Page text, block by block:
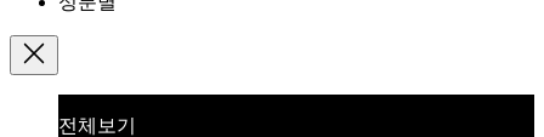
전체보기